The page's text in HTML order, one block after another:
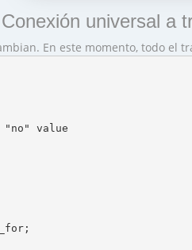
universal a
En este momento, todo el
"no" value